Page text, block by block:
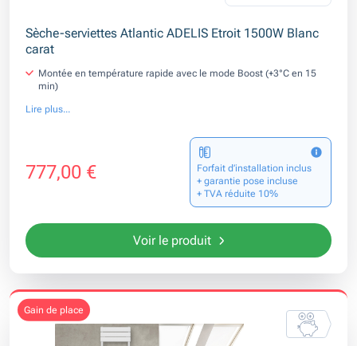
Sèche-serviettes Atlantic ADELIS Etroit 1500W Blanc
carat
Montée en température rapide avec le mode Boost (+3°C en 15
min)
Lire plus...
777,00 €
Forfait d’installation inclus
+ garantie pose incluse
+ TVA réduite 10%
Voir le produit
gain de place